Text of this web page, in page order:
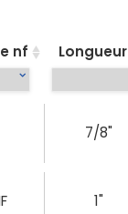
nf Longueur
7/8"
1"